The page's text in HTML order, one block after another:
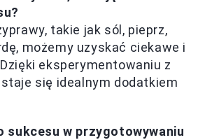
takie jak sól, pieprz,
możemy uzyskać ciekawe i
eksperymentowaniu z
się idealnym dodatkiem
sukcesu w przygotowywaniu